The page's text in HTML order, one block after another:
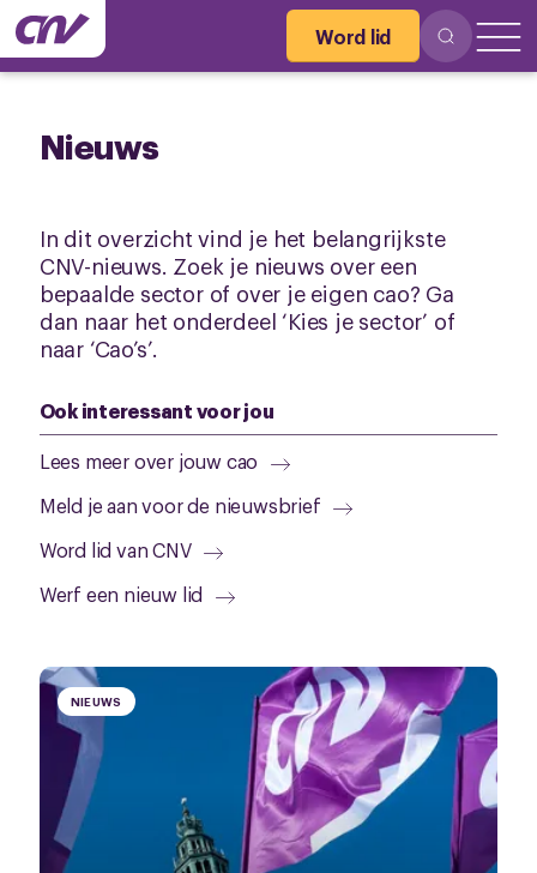
Word lid
Nieuws
In dit overzicht vind je het belangrijkste
CNV-nieuws. Zoek je nieuws over een
bepaalde sector of over je eigen cao? Ga
dan naar het onderdeel ‘Kies je sector’ of
naar ‘Cao’s’.
Ook interessant voor jou
Lees meer over jouw cao
Meld je aan voor de nieuwsbrief
Word lid van CNV
Werf een nieuw lid
NIEUWS